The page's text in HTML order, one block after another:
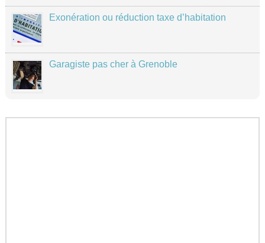
Exonération ou réduction taxe d’habitation
Garagiste pas cher à Grenoble